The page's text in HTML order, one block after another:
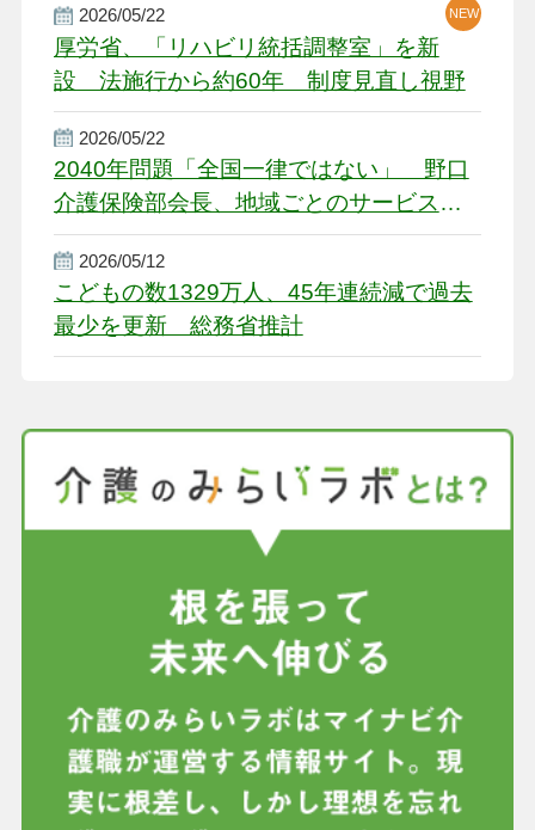
2026/05/22
厚労省、「リハビリ統括調整室」を新
設 法施行から約60年 制度見直し視野
NEW
2026/05/22
2040年問題「全国一律ではない」 野口
介護保険部会長、地域ごとのサービス基
盤整備を促す
2026/05/12
こどもの数1329万人、45年連続減で過去
最少を更新 総務省推計